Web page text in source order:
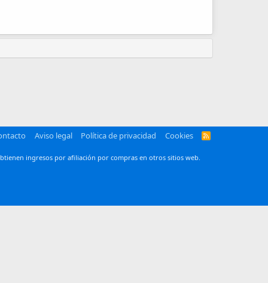
Aviso legal Política de privacidad Cookies
R
ingresos por afiliación por compras en otros sitios web.